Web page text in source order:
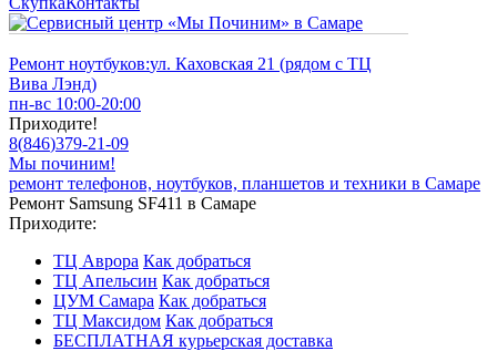
Ремонт ноутбуков:ул. Каховская 21 (рядом с ТЦ
Вива Лэнд)
пн-вс 10:00-20:00
Приходите!
8(846)379-21-09
Мы починим!
ремонт телефонов, ноутбуков, планшетов и техники в Самаре
Ремонт Samsung SF411 в Самаре
Приходите:
ТЦ Аврора Как добраться
ТЦ Апельсин Как добраться
ЦУМ Самара Как добраться
ТЦ Максидом Как добраться
БЕСПЛАТНАЯ курьерская доставка